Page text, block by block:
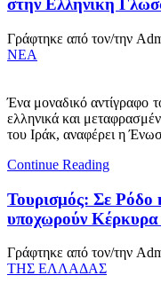
στην Ελληνική
Γράφτηκε από τον/την
ΝΕΑ
Ένα μοναδικό αντίγραφο
ελληνικά και
του Ιράκ, αναφέρει η
Continue Reading
Τουρισμός: Σε
υποχωρούν Κέρκυρα
Γράφτηκε από τον/την
ΤΗΣ ΕΛΛΑΔΑΣ